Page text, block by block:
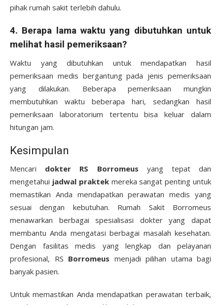
pihak rumah sakit terlebih dahulu.
4. Berapa lama waktu yang dibutuhkan untuk
melihat hasil pemeriksaan?
Waktu yang dibutuhkan untuk mendapatkan hasil
pemeriksaan medis bergantung pada jenis pemeriksaan
yang dilakukan. Beberapa pemeriksaan mungkin
membutuhkan waktu beberapa hari, sedangkan hasil
pemeriksaan laboratorium tertentu bisa keluar dalam
hitungan jam.
Kesimpulan
Mencari dokter RS Borromeus yang tepat dan
mengetahui jadwal praktekmereka sangat penting untuk
memastikan Anda mendapatkan perawatan medis yang
sesuai dengan kebutuhan. Rumah Sakit Borromeus
menawarkan berbagai spesialisasi dokter yang dapat
membantu Anda mengatasi berbagai masalah kesehatan.
Dengan fasilitas medis yang lengkap dan pelayanan
profesional, RS Borromeus menjadi pilihan utama bagi
banyak pasien.
Untuk memastikan Anda mendapatkan perawatan terbaik,